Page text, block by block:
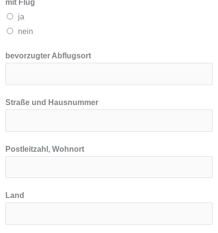
mit Flug
ja
nein
bevorzugter Abflugsort
Straße und Hausnummer
Postleitzahl, Wohnort
Land